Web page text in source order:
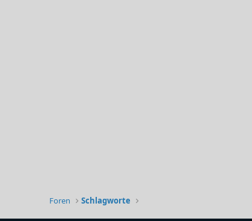
Foren Schlagworte